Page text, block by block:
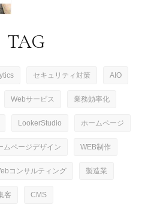
TAG
セキュリティ対策 AIO
Webサービス 業務効率化
LookerStudio ホームページ
ムページデザイン WEB制作
コンサルティング 製造業
客 CMS